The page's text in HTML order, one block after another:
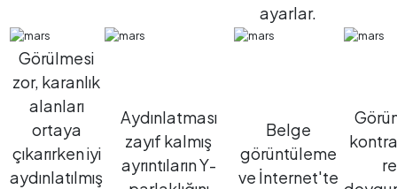
ayarlar.
Görülmesi
zor, karanlık
alanları
ortaya
çıkarırken iyi
aydınlatılmış
Aydınlatması
zayıf kalmış
ayrıntıların Y-
Belge
görüntüleme
ve İnternet'te